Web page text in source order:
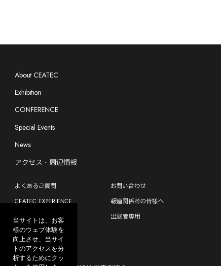
当サイトは、お客
様のウェブ体験を
向上させ、当サイ
トのアクセスを分
析するためにクッ
About CEATEC
Exhibition
CONFERENCE
Special Events
News
アクセス・周辺情報
よくあるご質問
お問い合わせ
CEATEC EXPERIENCE
報道関係者の皆様へ
出展をご検討中の方へ
出展者専用
主催